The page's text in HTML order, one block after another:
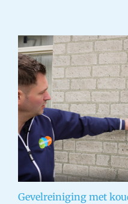
Gevelreiniging met